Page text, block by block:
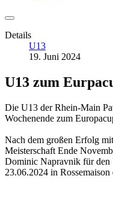
Details
U13
19. Juni 2024
U13 zum
Die U13 der Rhein-Main
Wochenende zum
Nach dem großen Erfolg
Meisterschaft Ende
Dominic Napravnik für den
23.06.2024 in